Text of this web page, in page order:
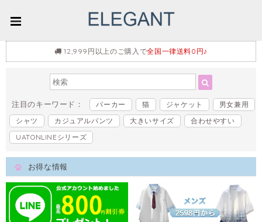
12,999円以上のご購入で全国一律送料0円♪
注目のキーワード： パーカー 猫 ジャケット
男女兼用
シャツ
カジュアルパンツ 大きいサイズ
合わせやすい
UATONLINEシリーズ
お得な情報